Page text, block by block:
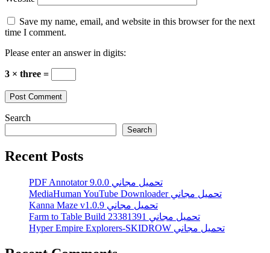
Save my name, email, and website in this browser for the next
time I comment.
Please enter an answer in digits:
3 × three =
Search
Search
Recent Posts
PDF Annotator 9.0.0 تحميل مجاني
MediaHuman YouTube Downloader تحميل مجاني
Kanna Maze v1.0.9 تحميل مجاني
Farm to Table Build 23381391 تحميل مجاني
Hyper Empire Explorers-SKIDROW تحميل مجاني